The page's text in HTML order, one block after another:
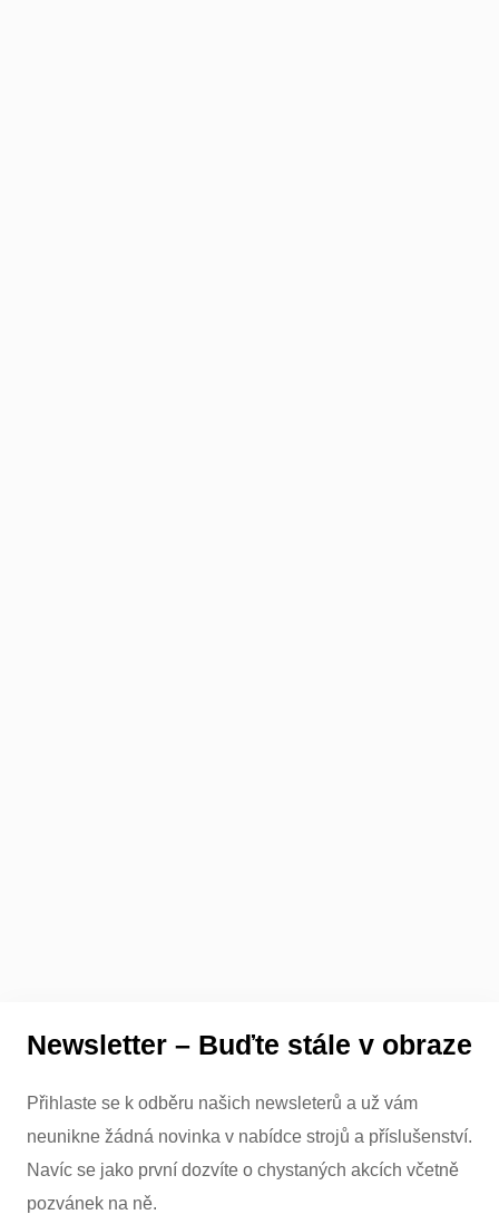
Newsletter – Buďte stále v obraze
Přihlaste se k odběru našich newsleterů a už vám
neunikne žádná novinka v nabídce strojů a příslušenství.
Navíc se jako první dozvíte o chystaných akcích včetně
pozvánek na ně.